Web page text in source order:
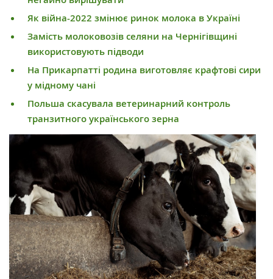
Як війна-2022 змінює ринок молока в Україні
Замість молоковозів селяни на Чернігівщині
використовують підводи
На Прикарпатті родина виготовляє крафтові сири
у мідному чані
Польша скасувала ветеринарний контроль
транзитного українського зерна